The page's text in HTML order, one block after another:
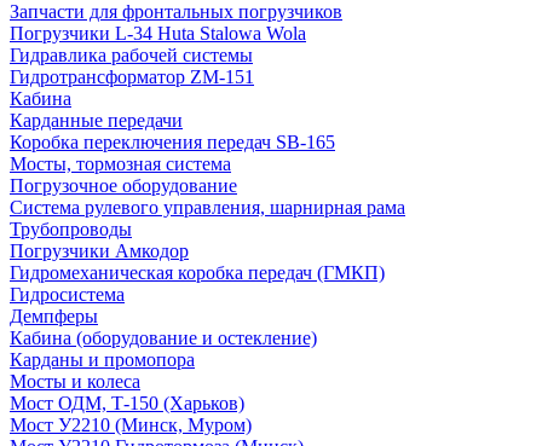
Запчасти для фронтальных погрузчиков
Погрузчики L-34 Huta Stalowa Wola
Гидравлика рабочей системы
Гидротрансформатор ZM-151
Кабина
Карданные передачи
Коробка переключения передач SB-165
Мосты, тормозная система
Погрузочное оборудование
Система рулевого управления, шарнирная рама
Трубопроводы
Погрузчики Амкодор
Гидромеханическая коробка передач (ГМКП)
Гидросистема
Демпферы
Кабина (оборудование и остекление)
Карданы и промопора
Мосты и колеса
Мост ОДМ, Т-150 (Харьков)
Мост У2210 (Минск, Муром)